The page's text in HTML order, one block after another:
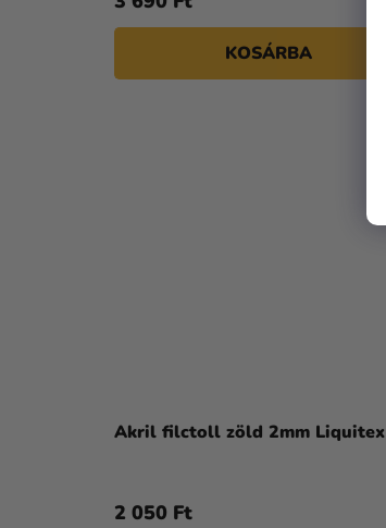
KOSÁRBA
Akril filctoll zöld 2mm Liquitex
2 050 Ft